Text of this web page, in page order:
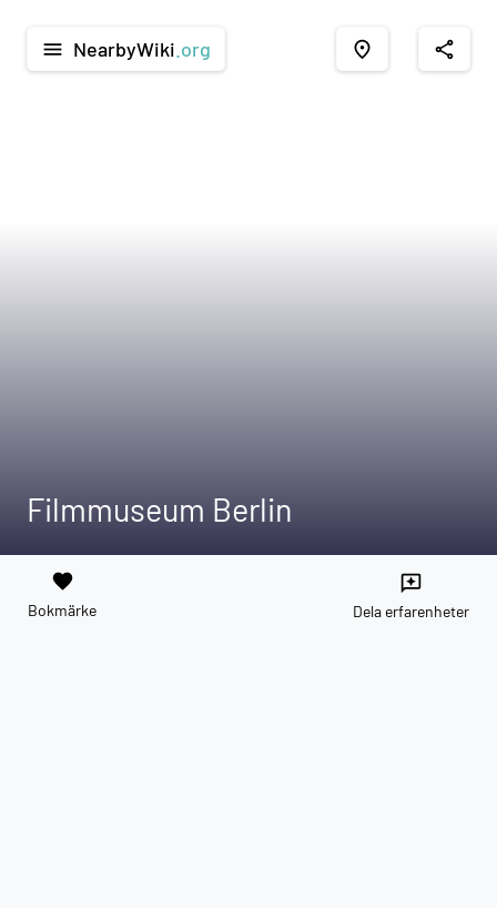
menu NearbyWiki .org place share
Filmmuseum Berlin
favorite
Bokmärke
reviews
Dela erfarenheter